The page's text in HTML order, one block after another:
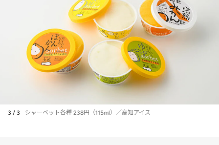
3 / 3 シャーベット各種 238円（115ml）／高知アイス